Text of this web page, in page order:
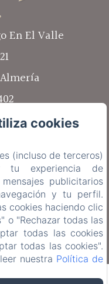
En El Valle
chunk 1322
cookies
(incluso de terceros)
tu experiencia de
publicitarios
y tu perfil.
cookies haciendo clic
o "Rechazar todas las
todas las cookies
todas las cookies".
nuestra Política de